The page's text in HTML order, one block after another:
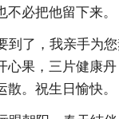
不必把他留下来。
到了，我亲手为
心果，三片健康
。祝生日愉快。